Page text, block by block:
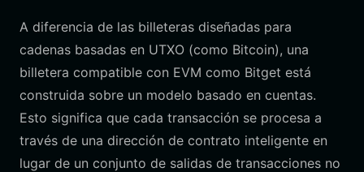
A diferencia de las billeteras diseñadas para
cadenas basadas en UTXO (como Bitcoin), una
billetera compatible con EVM como Bitget está
construida sobre un modelo basado en cuentas.
Esto significa que cada transacción se procesa a
través de una dirección de contrato inteligente en
lugar de un conjunto de salidas de transacciones no